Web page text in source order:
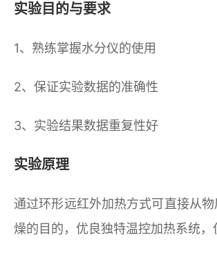
实验目的与要求
1、熟练掌握水分仪的使用
2、保证实验数据的准确性
3、实验结果数据重复性好
实验原理
通过环形远红外加热方式可直接从
燥的目的，优良独特温控加热系统